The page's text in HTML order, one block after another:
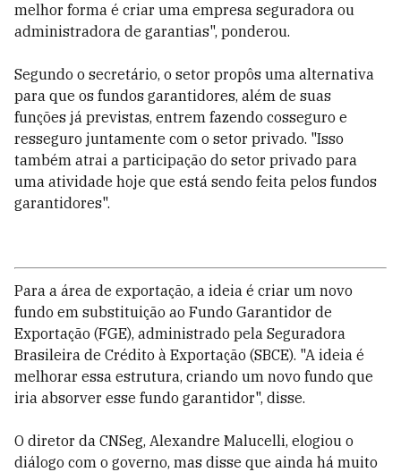
melhor forma é criar uma empresa seguradora ou
administradora de garantias", ponderou.
Segundo o secretário, o setor propôs uma alternativa
para que os fundos garantidores, além de suas
funções já previstas, entrem fazendo cosseguro e
resseguro juntamente com o setor privado. "Isso
também atrai a participação do setor privado para
uma atividade hoje que está sendo feita pelos fundos
garantidores".
Para a área de exportação, a ideia é criar um novo
fundo em substituição ao Fundo Garantidor de
Exportação (FGE), administrado pela Seguradora
Brasileira de Crédito à Exportação (SBCE). "A ideia é
melhorar essa estrutura, criando um novo fundo que
iria absorver esse fundo garantidor", disse.
O diretor da CNSeg, Alexandre Malucelli, elogiou o
diálogo com o governo, mas disse que ainda há muito